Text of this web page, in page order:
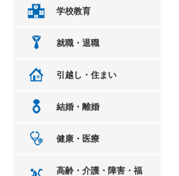
学校教育
就職・退職
引越し・住まい
結婚・離婚
健康・医療
高齢・介護・障害・福